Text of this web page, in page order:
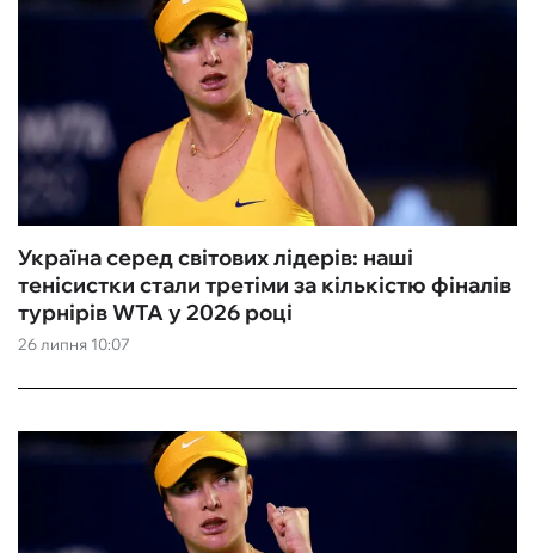
26 липня 10:07
Україна серед світових лідерів: наші
тенісистки стали третіми за кількістю фіналів
турнірів WTA у 2026 році